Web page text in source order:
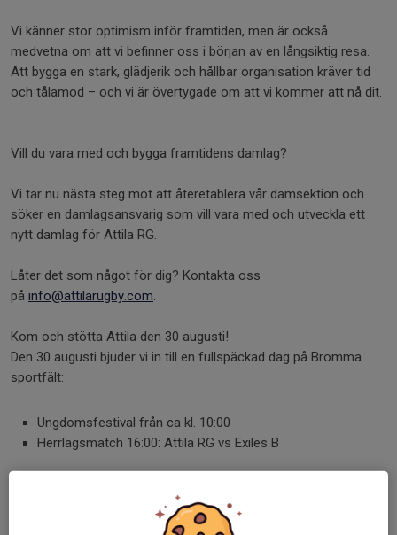
Vi känner stor optimism inför framtiden, men är också
medvetna om att vi befinner oss i början av en långsiktig resa.
Att bygga en stark, glädjerik och hållbar organisation kräver tid
och tålamod – och vi är övertygade om att vi kommer att nå dit.
Vill du vara med och bygga framtidens damlag?
Vi tar nu nästa steg mot att återetablera vår damsektion och
söker en damlagsansvarig som vill vara med och utveckla ett
nytt damlag för Attila RG.
Låter det som något för dig? Kontakta oss
på info@attilarugby.com.
Kom och stötta Attila den 30 augusti!
Den 30 augusti bjuder vi in till en fullspäckad dag på Bromma
sportfält:
Ungdomsfestival från ca kl. 10:00
Herrlagsmatch 16:00: Attila RG vs Exiles B
med familj och vänner och hjälp oss skapa en härlig